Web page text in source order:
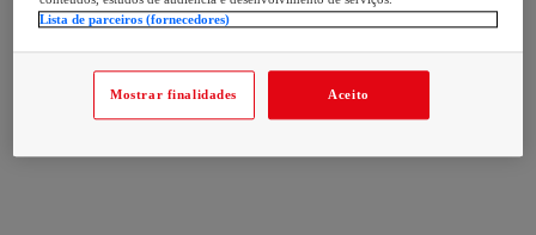
Lista de parceiros (fornecedores)
Mostrar finalidades Aceito